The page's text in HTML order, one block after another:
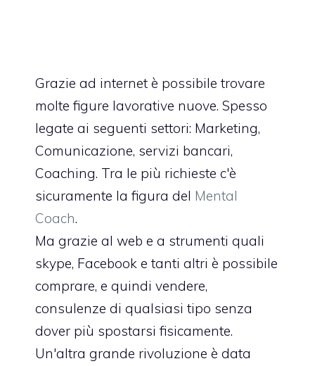
Grazie ad internet è possibile trovare
molte figure lavorative nuove. Spesso
legate ai seguenti settori: Marketing,
Comunicazione, servizi bancari,
Coaching. Tra le più richieste c'è
sicuramente la figura del Mental
Coach.
Ma grazie al web e a strumenti quali
skype, Facebook e tanti altri è possibile
comprare, e quindi vendere,
consulenze di qualsiasi tipo senza
dover più spostarsi fisicamente.
Un'altra grande rivoluzione è data